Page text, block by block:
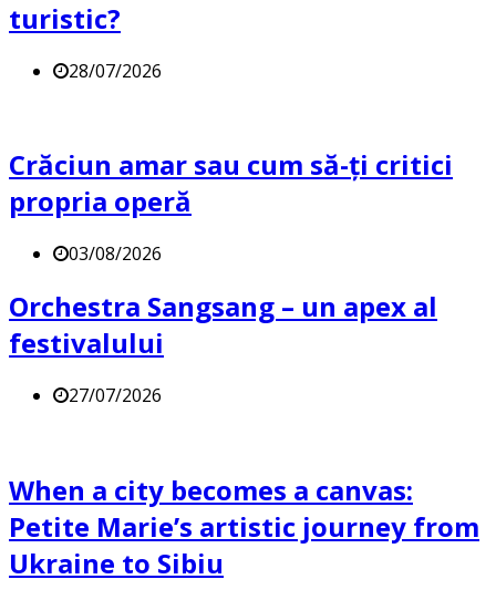
turistic?
28/07/2026
Crăciun amar sau cum să-ți critici
propria operă
03/08/2026
Orchestra Sangsang – un apex al
festivalului
27/07/2026
When a city becomes a canvas:
Petite Marie’s artistic journey from
Ukraine to Sibiu